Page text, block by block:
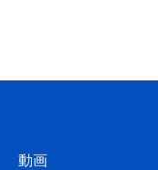
動画